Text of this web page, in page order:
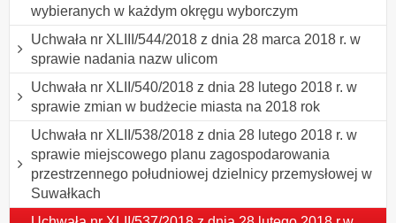
wybieranych w każdym okręgu wyborczym
Uchwała nr XLIII/544/2018 z dnia 28 marca 2018 r. w
sprawie nadania nazw ulicom
Uchwała nr XLII/540/2018 z dnia 28 lutego 2018 r. w
sprawie zmian w budżecie miasta na 2018 rok
Uchwała nr XLII/538/2018 z dnia 28 lutego 2018 r. w
sprawie miejscowego planu zagospodarowania
przestrzennego południowej dzielnicy przemysłowej w
Suwałkach